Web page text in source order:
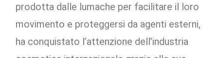
prodotta dalle lumache per facilitare il loro
movimento e proteggersi da agenti esterni,
ha conquistato l’attenzione dell’industria